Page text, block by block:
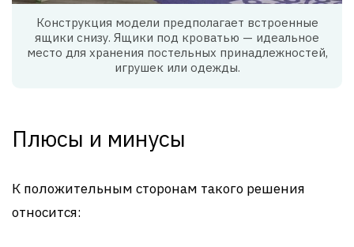
Конструкция модели предполагает встроенные
ящики снизу. Ящики под кроватью — идеальное
место для хранения постельных принадлежностей,
игрушек или одежды.
Плюсы и минусы
К положительным сторонам такого решения
относится: